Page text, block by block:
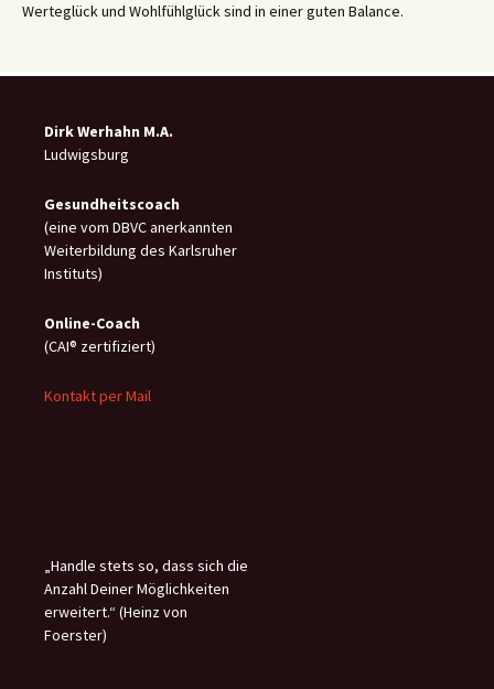
Werteglück und Wohlfühlglück sind in einer guten Balance.
Dirk Werhahn M.A.
Ludwigsburg
Gesundheitscoach
(eine vom DBVC anerkannten
Weiterbildung des Karlsruher
Instituts)
Online-Coach
(CAI® zertifiziert)
Kontakt per Mail
„Handle stets so, dass sich die
Anzahl Deiner Möglichkeiten
erweitert.“ (Heinz von
Foerster)